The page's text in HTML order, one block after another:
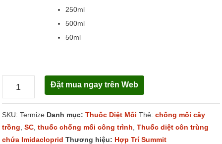
250ml
500ml
50ml
Termize
200SC
số
lượng
Đặt mua ngay trên Web
SKU:Termize Danh mục:Thuốc Diệt Mối Thẻ:chống mối cây
trồng ,SC ,thuốc chống mối công trình ,Thuốc diệt côn trùng
chứa Imidacloprid Thương hiệu: Hợp Trí Summit